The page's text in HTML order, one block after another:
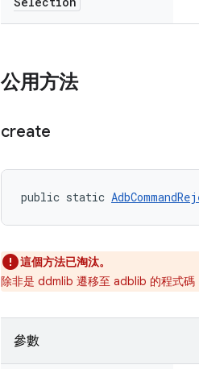
公用方法
create
public static
這個方法已淘汰。
除非是 ddmlib 遷移至 adblib 的程式碼
參數